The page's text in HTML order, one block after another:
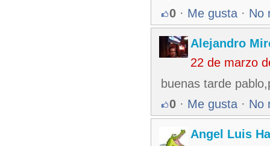
0 · Me gusta · No
Alejandro
22 de marzo
buenas tarde
0 · Me gusta · No
Angel Luis